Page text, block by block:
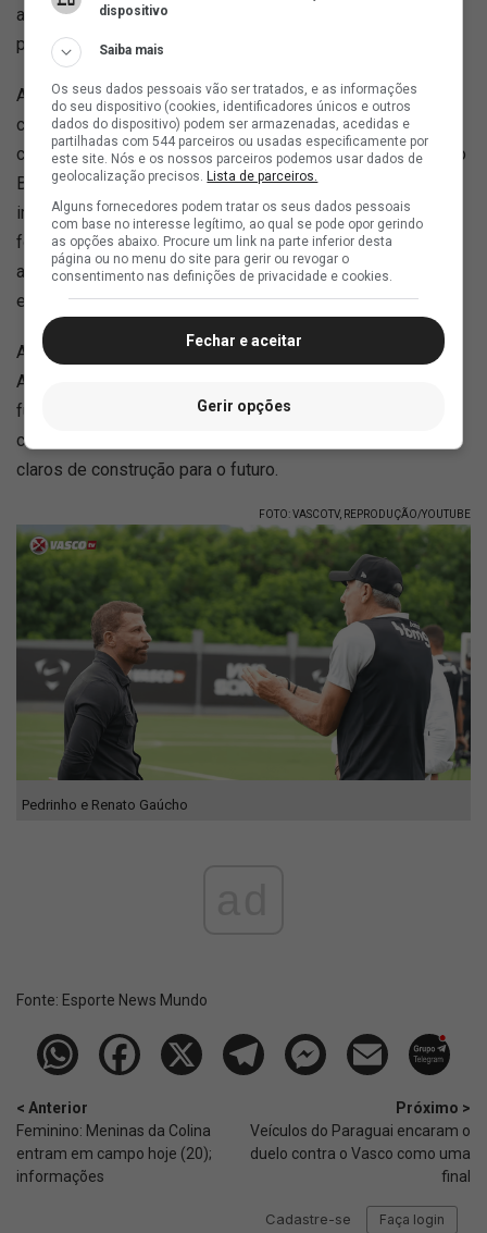
atenção da comissão técnica da Seleção e consolidou sua
presença na lista final para o Mundial.
A convocação de Rayan não apenas projeta o jogador no
cenário global, mas também fortalece a imagem do Vasco
como um celeiro de talentos capaz de abastecer a Seleção
Brasileira. Em meio a um momento de decisões
importantes dentro de campo e reorganização estrutural
fora dele, o clube vê sua base voltar ao centro das
atenções, seja como alternativa esportiva, seja como ativo
estratégico.
Assim, entre a busca por vantagem competitiva na Sul-
Americana e o orgulho de revelar mais um nome para o
futebol mundial, o Vasco atravessa um período que
combina pressão por resultados imediatos com sinais
claros de construção para o futuro.
FOTO: VASCOTV, REPRODUÇÃO/YOUTUBE
Pedrinho e Renato Gaúcho
Fonte: Esporte News Mundo
< Anterior
Feminino: Meninas da Colina
entram em campo hoje (20);
informações
Próximo >
Veículos do Paraguai encaram o
duelo contra o Vasco como uma
final
dispositivo
Saiba mais
Os seus dados pessoais vão ser tratados, e as informações
do seu dispositivo (cookies, identificadores únicos e outros
dados do dispositivo) podem ser armazenadas, acedidas e
partilhadas com 544 parceiros ou usadas especificamente por
este site. Nós e os nossos parceiros podemos usar dados de
geolocalização precisos.Lista de parceiros.
Alguns fornecedores podem tratar os seus dados pessoais
com base no interesse legítimo, ao qual se pode opor gerindo
as opções abaixo. Procure um link na parte inferior desta
página ou no menu do site para gerir ou revogar o
consentimento nas definições de privacidade e cookies.
Fechar e aceitar
Gerir opções